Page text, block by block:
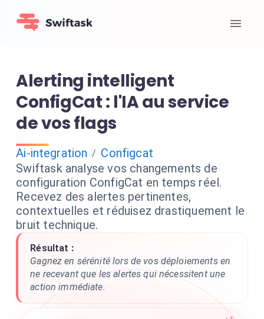
Alerting intelligent
ConfigCat : l'IA au service
de vos flags
Ai-integration / Configcat
Swiftask analyse vos changements de
configuration ConfigCat en temps réel.
Recevez des alertes pertinentes,
contextuelles et réduisez drastiquement le
bruit technique.
Résultat :
Gagnez en sérénité lors de vos déploiements en
ne recevant que les alertes qui nécessitent une
action immédiate.